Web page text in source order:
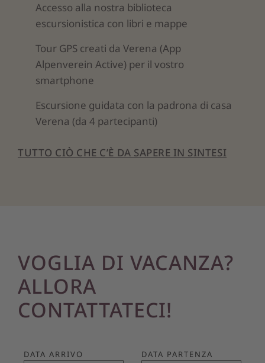
Accesso alla nostra biblioteca
escursionistica con libri e mappe
Tour GPS creati da Verena (App
Alpenverein Active) per il vostro
smartphone
Escursione guidata con la padrona di casa
Verena (da 4 partecipanti)
TUTTO CIÒ CHE C’È DA SAPERE IN SINTESI
VOGLIA DI VACANZA?
ALLORA
CONTATTATECI!
DATA ARRIVO DATA PARTENZA